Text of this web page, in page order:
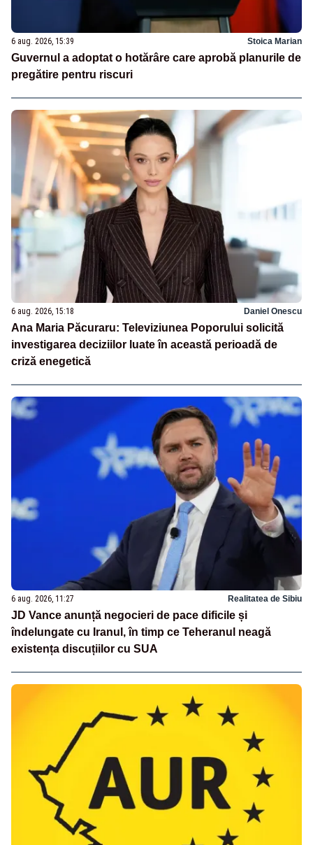
6 aug. 2026, 15:39 Stoica Marian
Guvernul a adoptat o hotărâre care aprobă planurile de
pregătire pentru riscuri
6 aug. 2026, 15:18 Daniel Onescu
Ana Maria Păcuraru: Televiziunea Poporului solicită
investigarea deciziilor luate în această perioadă de
criză enegetică
6 aug. 2026, 11:27 Realitatea de Sibiu
JD Vance anunță negocieri de pace dificile și
îndelungate cu Iranul, în timp ce Teheranul neagă
existența discuțiilor cu SUA